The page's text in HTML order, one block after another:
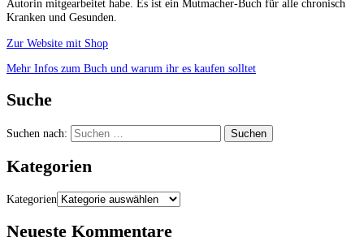
Autorin mitgearbeitet habe. Es ist ein Mutmacher-Buch für alle chronisch
Kranken und Gesunden.
Zur Website mit Shop
Mehr Infos zum Buch und warum ihr es kaufen solltet
Suche
Suchen nach:
Kategorien
Kategorien
Neueste Kommentare